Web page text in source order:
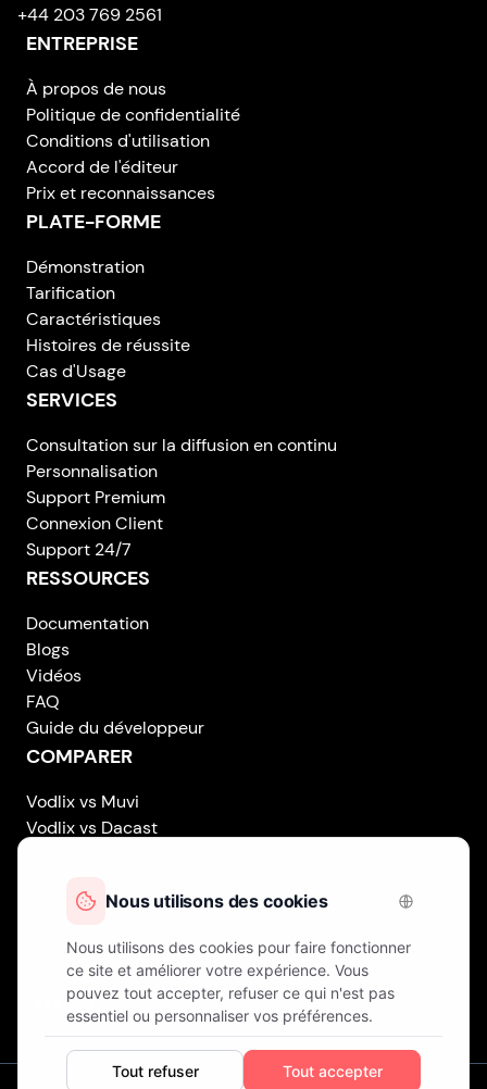
+44 203 769 2561
ENTREPRISE
À propos de nous
Politique de confidentialité
Conditions d'utilisation
Accord de l'éditeur
Prix et reconnaissances
PLATE-FORME
Démonstration
Tarification
Caractéristiques
Histoires de réussite
Cas d'Usage
SERVICES
Consultation sur la diffusion en continu
Personnalisation
Support Premium
Connexion Client
Support 24/7
RESSOURCES
Documentation
Blogs
Vidéos
FAQ
Guide du développeur
COMPARER
Vodlix vs Muvi
Vodlix vs Dacast
Vodlix vs Brightcove
Vodlix on LinkedIn
Vodlix on Facebook
Vodlix on X (Twitter)
Vodlix on Instagram